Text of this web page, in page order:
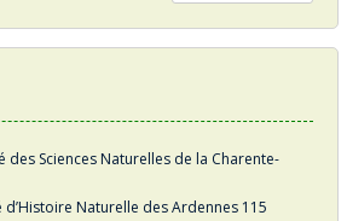
des Sciences Naturelles de la Charente-
d’Histoire Naturelle des Ardennes 115